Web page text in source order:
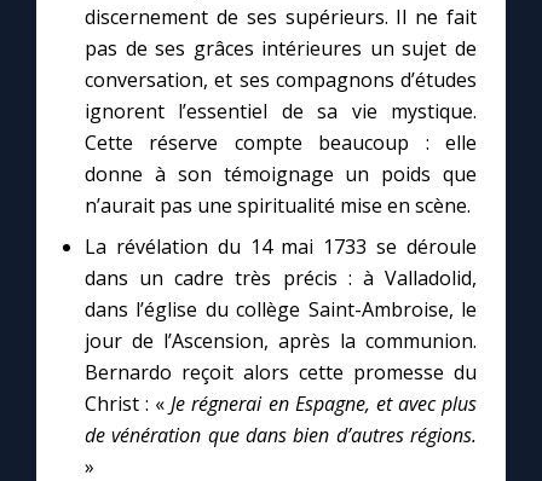
discernement de ses supérieurs. Il ne fait
pas de ses grâces intérieures un sujet de
conversation, et ses compagnons d’études
ignorent l’essentiel de sa vie mystique.
Cette réserve compte beaucoup : elle
donne à son témoignage un poids que
n’aurait pas une spiritualité mise en scène.
La révélation du 14 mai 1733 se déroule
dans un cadre très précis : à Valladolid,
dans l’église du collège Saint-Ambroise, le
jour de l’Ascension, après la communion.
Bernardo reçoit alors cette promesse du
Christ : «Je régnerai en Espagne, et avec plus
de vénération que dans bien d’autres régions.
»